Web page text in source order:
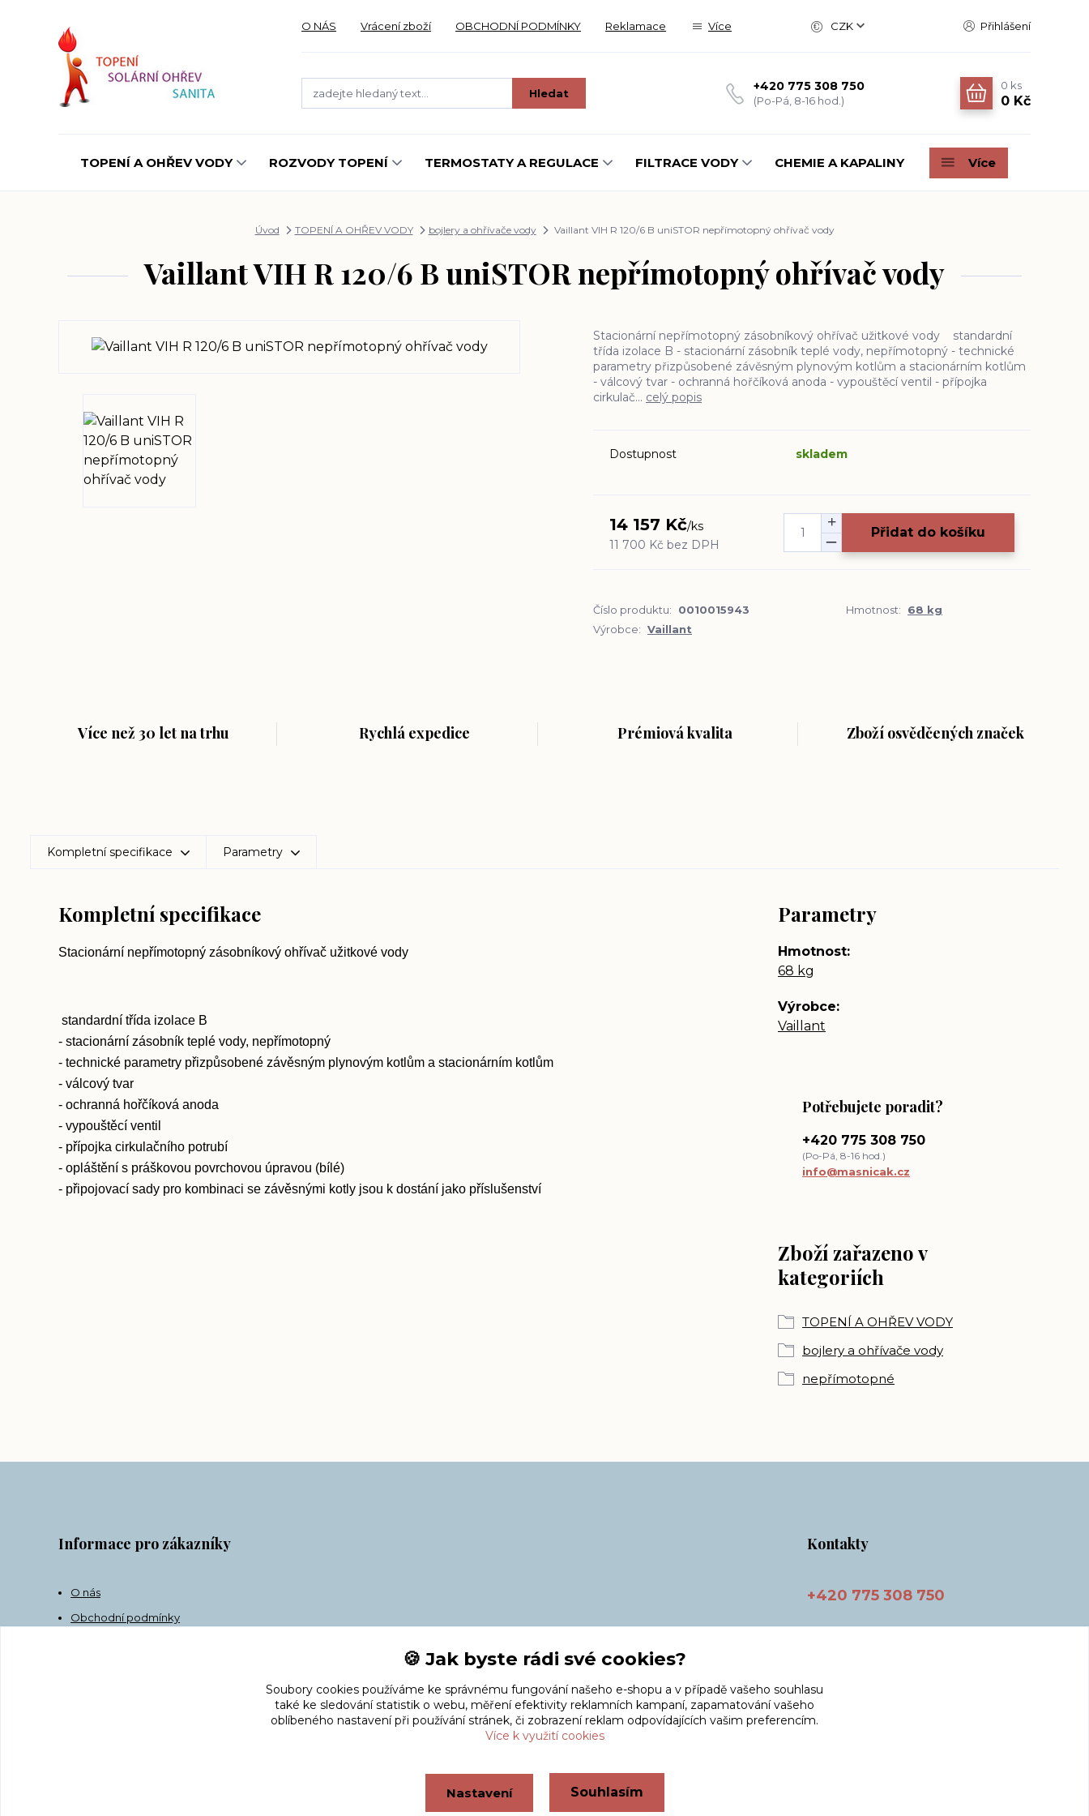
O NÁS Vrácení zboží OBCHODNÍ PODMÍNKY Reklamace Více CZK Přihlášení
Hledat +420 775 308 750
(Po-Pá, 8-16 hod.)
0 ks
0 Kč
TOPENÍ A OHŘEV VODY ROZVODY TOPENÍ TERMOSTATY A REGULACE FILTRACE VODY CHEMIE A KAPALINY Více
Úvod TOPENÍ A OHŘEV VODY bojlery a ohřívače vody Vaillant VIH R 120/6 B uniSTOR nepřímotopný ohřívač vody
Vaillant VIH R 120/6 B uniSTOR nepřímotopný ohřívač vody
Stacionární nepřímotopný zásobníkový ohřívač užitkové vody standardní
třída izolace B - stacionární zásobník teplé vody, nepřímotopný - technické
parametry přizpůsobené závěsným plynovým kotlům a stacionárním kotlům
- válcový tvar - ochranná hořčíková anoda - vypouštěcí ventil - přípojka
cirkulač... celý popis
Dostupnost skladem
14 157 Kč/ks
11 700 Kč bez DPH
Přidat do košíku
Číslo produktu: 0010015943 Hmotnost:
68 kg
Výrobce: Vaillant
Více než 30 let na trhu Rychlá expedice Prémiová kvalita Zboží osvědčených značek
Kompletní specifikace Parametry
Kompletní specifikace
Stacionární nepřímotopný zásobníkový ohřívač užitkové vody
standardní třída izolace B
- stacionární zásobník teplé vody, nepřímotopný
- technické parametry přizpůsobené závěsným plynovým kotlům a stacionárním kotlům
- válcový tvar
- ochranná hořčíková anoda
- vypouštěcí ventil
- přípojka cirkulačního potrubí
- opláštění s práškovou povrchovou úpravou (bílé)
- připojovací sady pro kombinaci se závěsnými kotly jsou k dostání jako příslušenství
Parametry
Hmotnost
68 kg
Výrobce
Vaillant
Zboží zařazeno v
kategoriích
TOPENÍ A OHŘEV VODY
bojlery a ohřívače vody
nepřímotopné
Potřebujete poradit?
+420 775 308 750
(Po-Pá, 8-16 hod.)
info@masnicak.cz
Informace pro zákazníky
O nás
Obchodní podmínky
Kontakty
+420 775 308 750
Vytvořeno na Eshop-rychle.cz
🍪 Jak byste rádi své cookies?
Soubory cookies používáme ke správnému fungování našeho e-shopu a v případě vašeho souhlasu
také ke sledování statistik o webu, měření efektivity reklamních kampaní, zapamatování vašeho
oblíbeného nastavení při používání stránek, či zobrazení reklam odpovídajících vašim preferencím.
Více k využití cookies
Nastavení Souhlasím